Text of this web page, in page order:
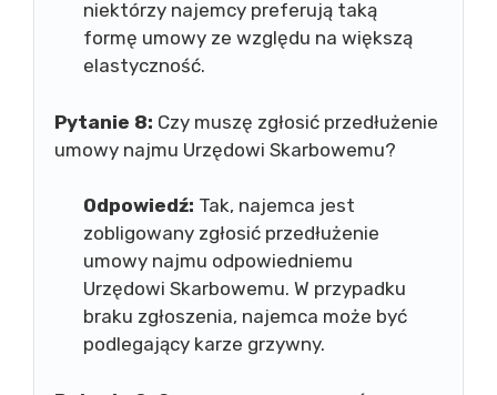
niektórzy najemcy preferują taką
formę umowy ze względu na większą
elastyczność.
Pytanie 8: Czy muszę zgłosić przedłużenie
umowy najmu Urzędowi Skarbowemu?
Odpowiedź: Tak, najemca jest
zobligowany zgłosić przedłużenie
umowy najmu odpowiedniemu
Urzędowi Skarbowemu. W przypadku
braku zgłoszenia, najemca może być
podlegający karze grzywny.